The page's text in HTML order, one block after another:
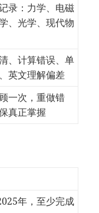
录：力学、电磁
、光学、现代物
、计算错误、单
英文理解偏差
一次，重做错
真正掌握
年，至少完成